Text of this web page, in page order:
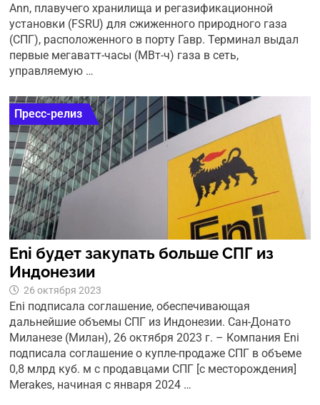
Ann, плавучего хранилища и регазификационной
установки (FSRU) для сжиженного природного газа
(СПГ), расположенного в порту Гавр. Терминал выдал
первые мегаватт-часы (МВт-ч) газа в сеть,
управляемую …
Пресс-релиз
Eni будет закупать больше СПГ из
Индонезии
26 октября 2023
Eni подписала соглашение, обеспечивающая
дальнейшие объемы СПГ из Индонезии. Сан-Донато
Миланезе (Милан), 26 октября 2023 г. – Компания Eni
подписала соглашение о купле-продаже СПГ в объеме
0,8 млрд куб. м с продавцами СПГ [с месторождения]
Merakes, начиная с января 2024 …